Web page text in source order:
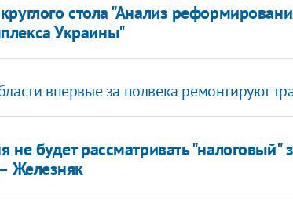
стола "Анализ
Украины"
впервые за полвека ремонтируют
не будет рассматривать "налоговый"
Железняк